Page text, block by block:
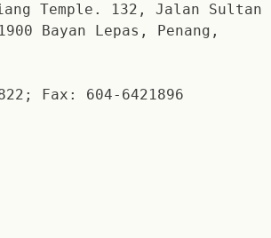
Temple. 132, Jalan Sultan
Bayan Lepas, Penang,
Fax: 604-6421896